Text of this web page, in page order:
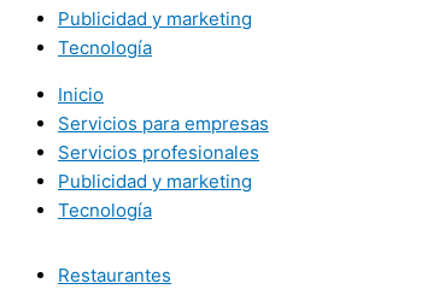
Publicidad y marketing
Tecnología
Inicio
Servicios para empresas
Servicios profesionales
Publicidad y marketing
Tecnología
Restaurantes